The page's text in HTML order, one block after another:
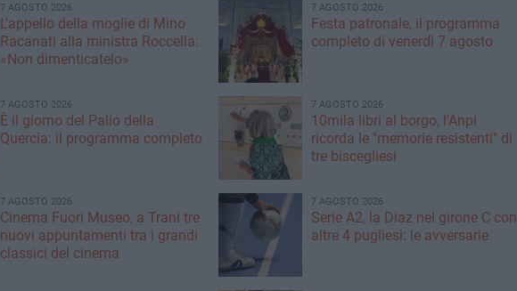
7 AGOSTO 2026
L'appello della moglie di Mino
Racanati alla ministra Roccella:
«Non dimenticatelo»
7 AGOSTO 2026
Festa patronale, il programma
completo di venerdì 7 agosto
7 AGOSTO 2026
È il giorno del Palio della
Quercia: il programma completo
7 AGOSTO 2026
10mila libri al borgo, l'Anpi
ricorda le "memorie resistenti" di
tre biscegliesi
7 AGOSTO 2026
Cinema Fuori Museo, a Trani tre
nuovi appuntamenti tra i grandi
classici del cinema
7 AGOSTO 2026
Serie A2, la Diaz nel girone C con
altre 4 pugliesi: le avversarie